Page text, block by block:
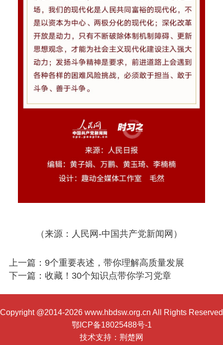
（来源：人民网-中国共产党新闻网）
上一篇：9个重要表述，带你理解高质量发展
下一篇：收藏！30个知识点带你学习党章
Copyright @2014-2026 www.hbdsw.org.cn All Rights Reserved
鄂ICP备18025488号-1
技术支持： 荆楚网